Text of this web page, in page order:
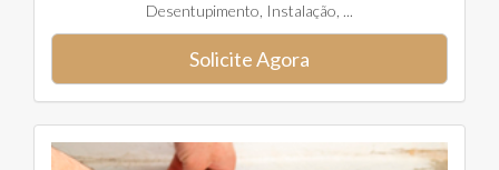
Desentupimento, Instalação, ...
Solicite Agora